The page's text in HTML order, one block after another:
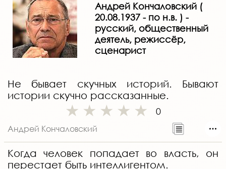
Андрей Кончаловский (
20.08.1937 - по н.в. ) -
русский, общественный
деятель, режиссёр,
сценарист
Не бывает скучных историй. Бывают
истории скучно рассказанные.
0
Андрей Кончаловский
Когда человек попадает во власть, он
перестает быть интеллигентом.